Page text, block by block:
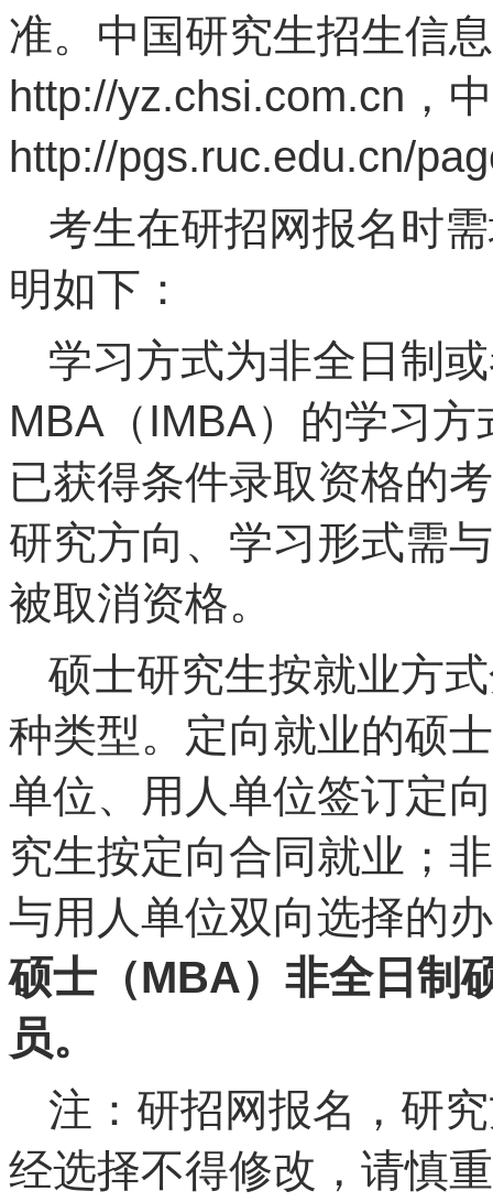
准。中国研究生招生信
http://yz.chsi.com.cn，
http://pgs.ruc.edu.cn/
考生在研招网报名时
明如下：
学习方式为非全日制
MBA（IMBA）的学习
已获得条件录取资格的
研究方向、学习形式需
被取消资格。
硕士研究生按就业方
种类型。定向就业的硕
单位、用人单位签订定
究生按定向合同就业；
与用人单位双向选择的
硕士（MBA）非全日制
员。
注：研招网报名，研
经选择不得修改，请慎